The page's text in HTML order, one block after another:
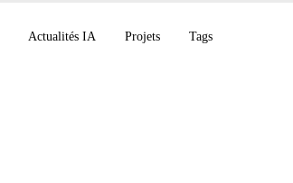
Actualités IA Projets Tags